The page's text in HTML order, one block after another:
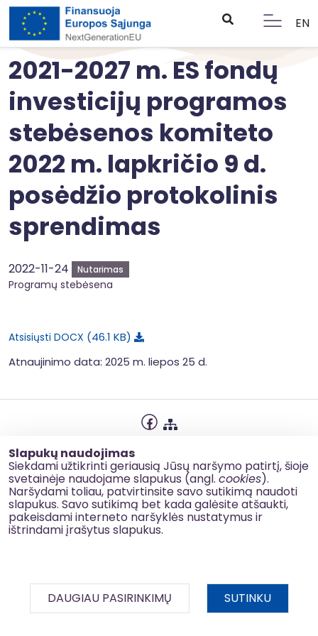
Slapukų naudojimas
Siekdami užtikrinti geriausią Jūsų naršymo patirtį, šioje
svetainėje naudojame slapukus (angl. cookies).
Naršydami toliau, patvirtinsite savo sutikimą naudoti
slapukus. Savo sutikimą bet kada galėsite atšaukti,
pakeisdami interneto naršyklės nustatymus ir
ištrindami įrašytus slapukus.
DAUGIAU PASIRINKIMŲ SUTINKU
EN
2021-2027 m. ES fondų
investicijų programos
stebėsenos komiteto
2022 m. lapkričio 9 d.
posėdžio protokolinis
sprendimas
2022-11-24 Nutarimas
Programų stebėsena
Atsisiųsti DOCX
46.1 KB
Atnaujinimo data: 2025 m. liepos 25 d.
Slapukų naudojimas
Korupcijos prevencija
Kontaktai